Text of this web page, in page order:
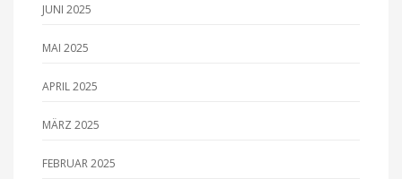
JUNI 2025
MAI 2025
APRIL 2025
MÄRZ 2025
FEBRUAR 2025